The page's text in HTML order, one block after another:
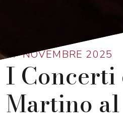
17 NOVEMBRE 2025
I Concerti
Martino